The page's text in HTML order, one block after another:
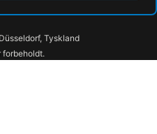
Tyskland
forbeholdt.